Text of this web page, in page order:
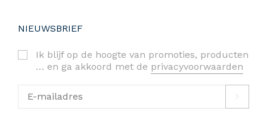
NIEUWSBRIEF
Ik blijf op de hoogte van promoties, producten
… en ga akkoord met de privacyvoorwaarden